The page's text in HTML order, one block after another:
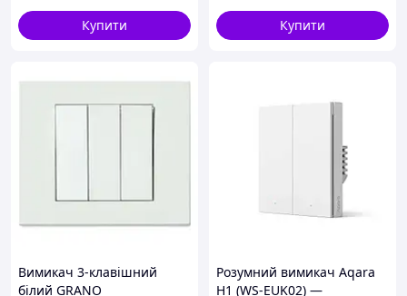
Купити
Купити
Вимикач 3-клавішний
білий GRANO
Розумний вимикач Aqara
H1 (WS-EUK02) —